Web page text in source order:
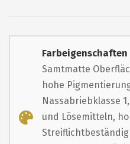
Farbeigenschaften
Samtmatte
hohe
Nassabriebklasse
und Lösemitteln,